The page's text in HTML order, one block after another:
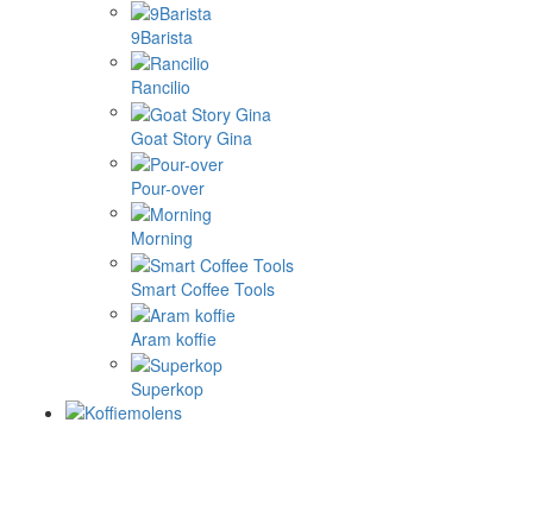
9Barista
Rancilio
Goat Story Gina
Pour-over
Morning
Smart Coffee Tools
Aram koffie
Superkop